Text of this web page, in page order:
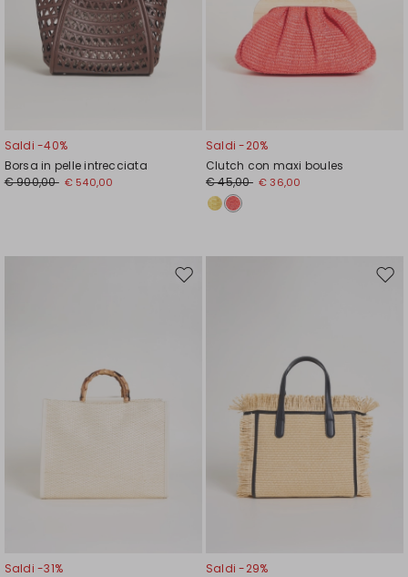
Saldi -40%
Borsa in pelle intrecciata
€ 900,00 € 540,00
Saldi -20%
Clutch con maxi boules
€ 45,00 € 36,00
Sposta
Saldi -31%
Saldi -29%